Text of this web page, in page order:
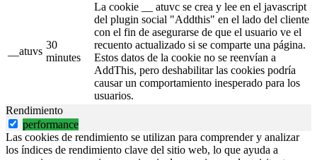
__atuvs
30
minutes
La cookie __ atuvc se crea y lee en el javascript
del plugin social "Addthis" en el lado del cliente
con el fin de asegurarse de que el usuario ve el
recuento actualizado si se comparte una página.
Estos datos de la cookie no se reenvían a
AddThis, pero deshabilitar las cookies podría
causar un comportamiento inesperado para los
usuarios.
Rendimiento
performance
Las cookies de rendimiento se utilizan para comprender y analizar
los índices de rendimiento clave del sitio web, lo que ayuda a